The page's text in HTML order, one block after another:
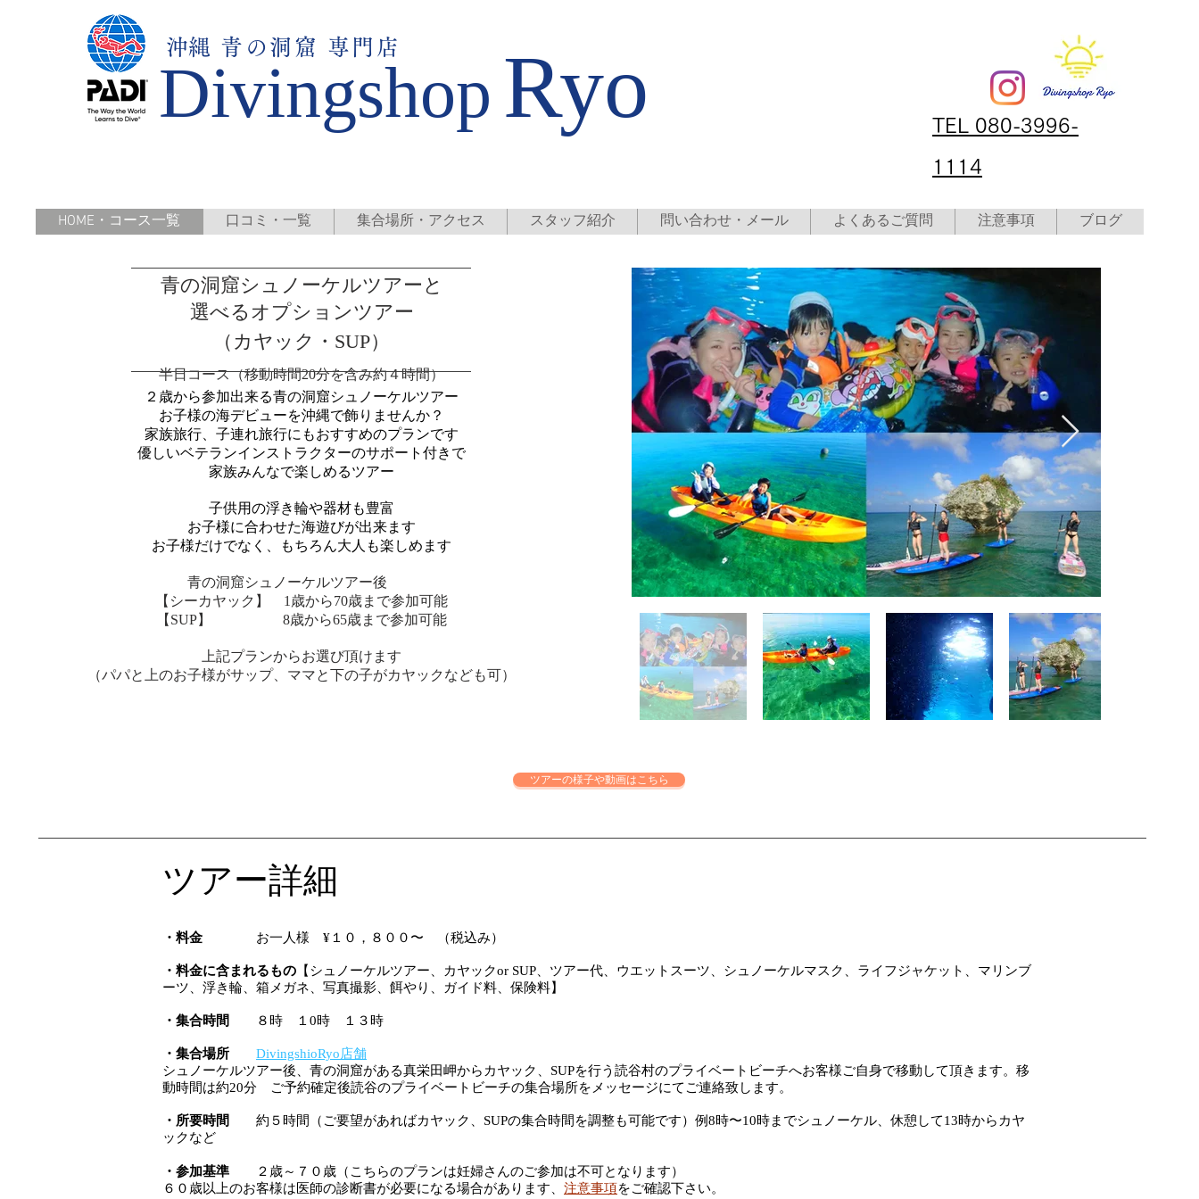
Divingshop Ryo
​沖縄 青の洞窟 専門店
TEL 080-3996-
1114
HOME・コース一覧 口コミ・一覧 集合場所・アクセス スタッフ紹介 問い合わせ・メール よくあるご質問 注意事項 ブログ
青の洞窟シュノーケルツアーと
選べるオプションツアー
（カヤック・SUP）
半日コース（移動時間20分を含み約４時間）
２歳から参加出来る青の洞窟シュノーケルツアー
​お子様の海デビューを沖縄で飾りませんか？​
​家族旅行、子連れ旅行にもおすすめのプランです
優しいベテランインストラクターのサポート付きで
家族みんなで楽しめるツアー
子供用の浮き輪や器材も豊富
お子様に合わせた海遊びが出来ます
​お子様だけでなく、もちろん大人も楽しめます
青の洞窟シュノーケルツアー後
【シーカヤック】 1歳から70歳まで参加可能
【SUP】 8歳から65歳まで参加可能
上記プランからお選び頂けます
（パパと上のお子様がサップ、ママと下の子がカヤックなども可）
ツアーの様子や動画はこちら
ツアー詳細
・料金 お一人様 ¥１０，８００〜 （税込み）
・料金に含まれるもの 【シュノーケルツアー、カヤックor SUP、ツアー代、 ウエットスーツ、シュノーケルマスク、ライフジャケット、マリンブ
ーツ、浮き輪、箱メガネ、写真撮影、餌やり、ガイド料、保険料】
・集合時間 ８時 １0時 １３時
・集合場所 DivingshioRyo店舗
シュノーケルツアー後、青の洞窟がある真栄田岬からカヤック、SUPを行う読谷村のプライベートビーチへお客様ご自身で移動して頂きます。移
動時間は約20分 ご予約確定後読谷のプライベートビーチの集合場所をメッセージにてご連絡致します。
・所要時間
約５時間（ご要望があればカヤック、SUPの集合時間を調整も可能です）例8時〜10時までシュノーケル、休憩して13時からカヤ
ックなど
・参加基準 ２歳～７０歳（こちらのプランは妊婦さんのご参加は不可となります）
６０歳以上のお客様は医師の診断書が必要になる場合があります、 注意事項をご確認下さい。